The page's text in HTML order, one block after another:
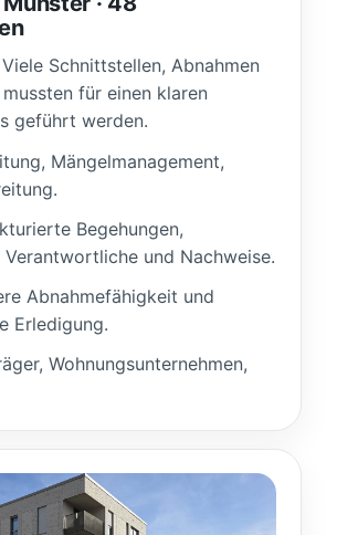
Viele Schnittstellen, Abnahmen
für einen klaren
geführt werden.
Mängelmanagement,
Begehungen,
Verantwortliche und Nachweise.
Abnahmefähigkeit und
Erledigung.
Wohnungsunternehmen,